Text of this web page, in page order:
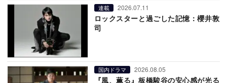
連載 2026.07.11
ロックスターと過ごした記憶：櫻井敦
司
国内ドラマ 2026.08.05
『風、薫る』板橋駿谷の安心感が光る